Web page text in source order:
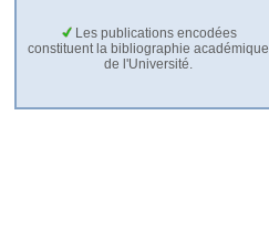
Les publications encodées
constituent la bibliographie académique
de l'Université.